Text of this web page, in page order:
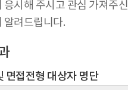
응시해 주시고 관심 가져주
알려드립니다.
면접전형 대상자 명단